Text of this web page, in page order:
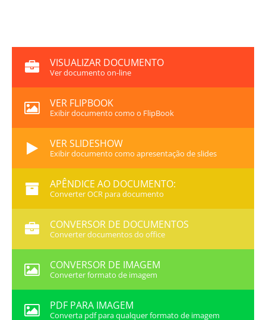
VISUALIZAR DOCUMENTO
Ver documento on-line
VER FLIPBOOK
Exibir documento como o FlipBook
VER SLIDESHOW
Exibir documento como apresentação de slides
APÊNDICE AO DOCUMENTO:
Converter OCR para documento
CONVERSOR DE DOCUMENTOS
Converter documentos do office
CONVERSOR DE IMAGEM
Converter formato de imagem
PDF PARA IMAGEM
Converta pdf para qualquer formato de imagem